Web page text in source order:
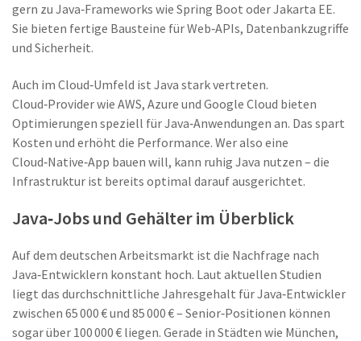
gern zu Java‑Frameworks wie Spring Boot oder Jakarta EE.
Sie bieten fertige Bausteine für Web‑APIs, Datenbankzugriffe
und Sicherheit.
Auch im Cloud‑Umfeld ist Java stark vertreten.
Cloud‑Provider wie AWS, Azure und Google Cloud bieten
Optimierungen speziell für Java‑Anwendungen an. Das spart
Kosten und erhöht die Performance. Wer also eine
Cloud‑Native‑App bauen will, kann ruhig Java nutzen – die
Infrastruktur ist bereits optimal darauf ausgerichtet.
Java‑Jobs und Gehälter im Überblick
Auf dem deutschen Arbeitsmarkt ist die Nachfrage nach
Java‑Entwicklern konstant hoch. Laut aktuellen Studien
liegt das durchschnittliche Jahresgehalt für Java‑Entwickler
zwischen 65 000 € und 85 000 € – Senior‑Positionen können
sogar über 100 000 € liegen. Gerade in Städten wie München,